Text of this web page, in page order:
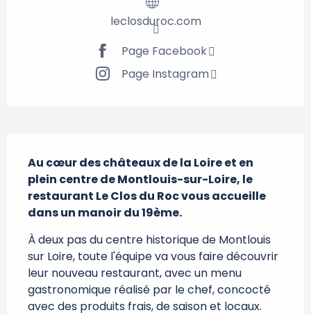
leclosduroc.com
Page Facebook
Page Instagram
Au cœur des châteaux de la Loire et en
plein centre de Montlouis-sur-Loire, le
restaurant Le Clos du Roc vous accueille
dans un manoir du 19ème.
À deux pas du centre historique de Montlouis
sur Loire, toute l'équipe va vous faire découvrir
leur nouveau restaurant, avec un menu
gastronomique réalisé par le chef, concocté
avec des produits frais, de saison et locaux.